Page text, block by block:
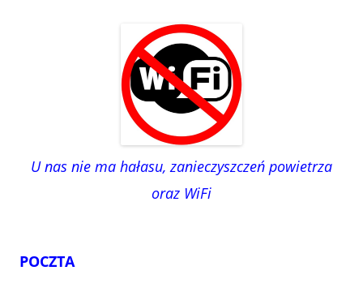
U nas nie ma hałasu, zanieczyszczeń powietrza
oraz WiFi
POCZTA